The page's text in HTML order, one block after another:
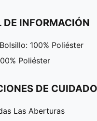
DE INFORMACIÓN
100% Poliéster
Poliéster
DE CUIDADO
Las Aberturas